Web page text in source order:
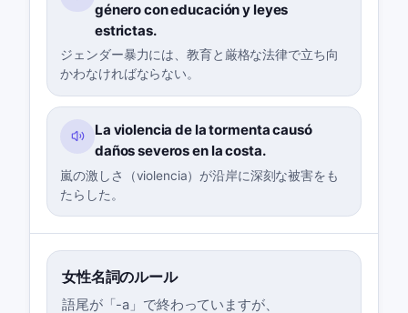
género con educación y leyes
estrictas.
ジェンダー暴力には、教育と厳格な法律で立ち向
かわなければならない。
La violencia de la tormenta causó
daños severos en la costa.
嵐の激しさ（violencia）が沿岸に深刻な被害をも
たらした。
女性名詞のルール
語尾が「-a」で終わっていますが、